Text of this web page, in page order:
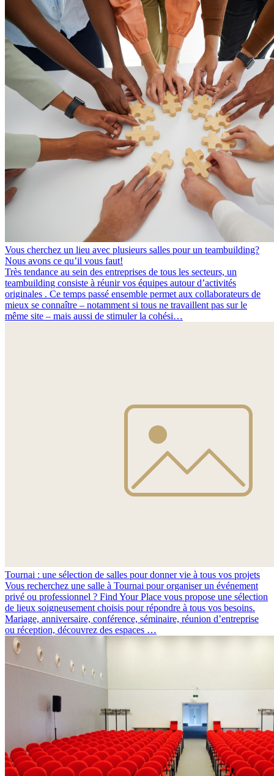
Vous cherchez un lieu avec plusieurs salles pour un teambuilding?
Nous avons ce qu’il vous faut!
Très tendance au sein des entreprises de tous les secteurs, un
teambuilding consiste à réunir vos équipes autour d’activités
originales . Ce temps passé ensemble permet aux collaborateurs de
mieux se connaître – notamment si tous ne travaillent pas sur le
même site – mais aussi de stimuler la cohési…
Tournai : une sélection de salles pour donner vie à tous vos projets
Vous recherchez une salle à Tournai pour organiser un événement
privé ou professionnel ? Find Your Place vous propose une sélection
de lieux soigneusement choisis pour répondre à tous vos besoins.
Mariage, anniversaire, conférence, séminaire, réunion d’entreprise
ou réception, découvrez des espaces …